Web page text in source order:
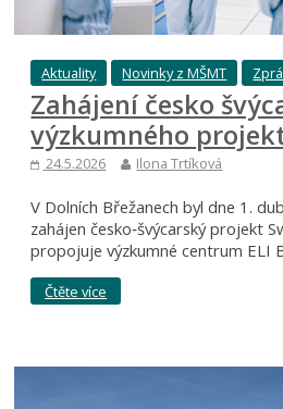
Aktuality Novinky z MŠMT
Zahájení česko
výzkumného
24.5.2026 Ilona Trtíková
V Dolních Břežanech byl dne 1.
zahájen česko‑švýcarský projekt
propojuje výzkumné centrum ELI
Čtěte více